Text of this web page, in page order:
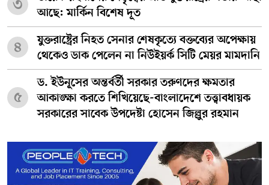
৩
আছে: মার্কিন বিশেষ দূত
৪
যুক্তরাষ্ট্রের নিহত সেনার শেষকৃত্যে বক্তব্যের অপেক্ষায়
থেকেও ডাক পেলেন না নিউইয়র্ক সিটি মেয়র মামদানি
৫
ড. ইউনূসের অন্তর্বর্তী সরকার তরুণদের ক্ষমতার
আকাঙ্ক্ষা করতে শিখিয়েছে-বাংলাদেশে তত্ত্বাবধায়ক
সরকারের সাবেক উপদেষ্টা হোসেন জিল্লুর রহমান